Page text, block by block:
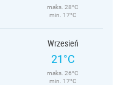
maks. 28°C
min. 17°C
Wrzesień
21°C
maks. 26°C
min. 17°C